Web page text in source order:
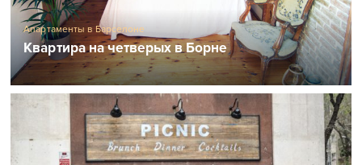
Апартаменты в Барселоне
Квартира на четверых в Борне